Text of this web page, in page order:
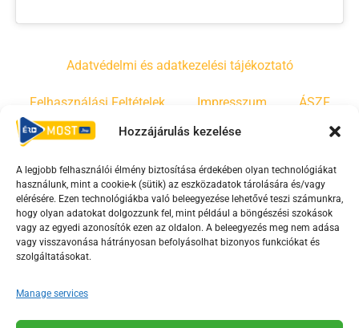
Hozzájárulás kezelése
A legjobb felhasználói élmény biztosítása érdekében olyan technológiákat
használunk, mint a cookie-k (sütik) az eszközadatok tárolására és/vagy
elérésére. Ezen technológiákba való beleegyezése lehetővé teszi számunkra,
hogy olyan adatokat dolgozzunk fel, mint például a böngészési szokások
vagy az egyedi azonosítók ezen az oldalon. A beleegyezés meg nem adása
vagy visszavonása hátrányosan befolyásolhat bizonyos funkciókat és
szolgáltatásokat.
Manage services
Adatvédelmi és adatkezelési tájékoztató
Felhasználási Feltételek Impresszum ÁSZF
Irányelvek Moderálási szabályzat
F
a
c
e
o
o
Y
o
u
t
b
e
T
i
k
Az Érd Média médiaszolgáltatási tevékenységét a